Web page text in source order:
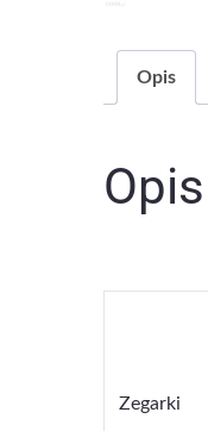
Opis
Opis
Zegarki